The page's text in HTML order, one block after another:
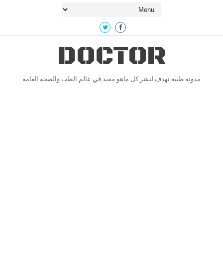
DOCTOR
مدونة طبية تهدف لنشر كل ماهو مفيد في عالم الطب والصحة العامة